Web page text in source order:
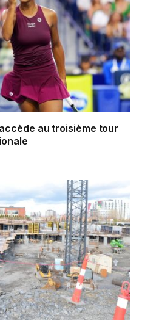
au troisième tour